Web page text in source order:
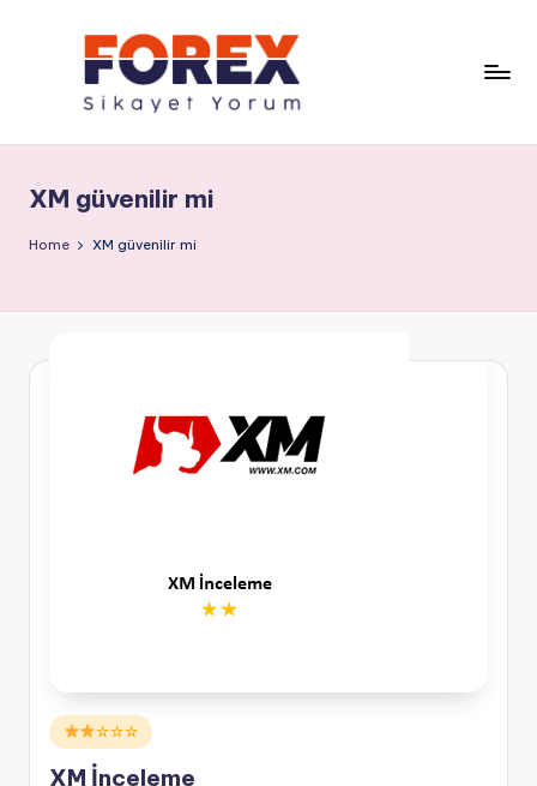
XM güvenilir mi
Home XM güvenilir mi
Posted
in
☆☆☆
XM İnceleme